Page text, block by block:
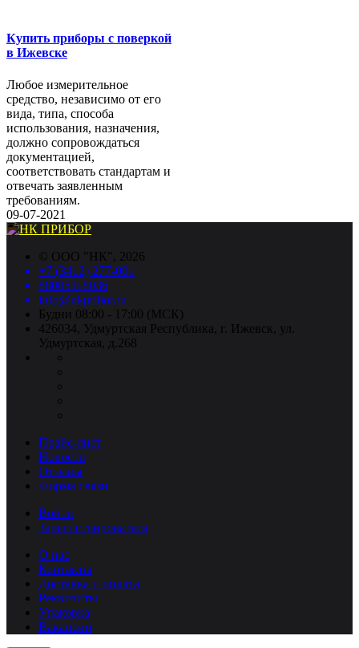
Купить приборы с поверкой
в Ижевске
Любое измерительное
средство, независимо от его
вида, типа, способа
использования, назначения,
должно сопровождаться
документацией,
соответствовать стандартам и
отвечать заявленным
требованиям.
09-07-2021
© ООО "НК", 2026
+7 (3412) 277-001
88005118036
info@nkpribor.ru
Будни 08:00 - 17:00 (МСК)
426034, Удмуртская Республика, г. Ижевск, ул.
Удмуртская, д.268
Прайс-лист
Новости
Отзывы
Форма связи
Войти
Зарегистрироваться
О нас
Контакты
Доставка и оплата
Реквизиты
Упаковка
Вакансии